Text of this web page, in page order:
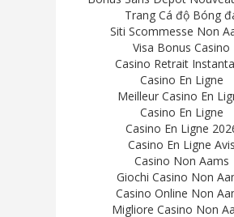
Trang Cá độ Bóng
Siti Scommesse Non
Visa Bonus Casino
Casino Retrait
Casino En Ligne
Meilleur Casino En
Casino En Ligne
Casino En Ligne
Casino En Ligne Avis
Casino Non Aams
Giochi Casino Non
Casino Online Non
Migliore Casino Non